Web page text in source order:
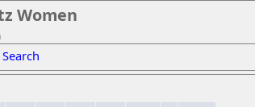
Women
Search